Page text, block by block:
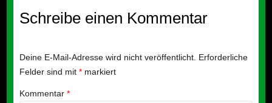
Schreibe einen Kommentar
Deine E-Mail-Adresse wird nicht veröffentlicht. Erforderliche
Felder sind mit *markiert
Kommentar *